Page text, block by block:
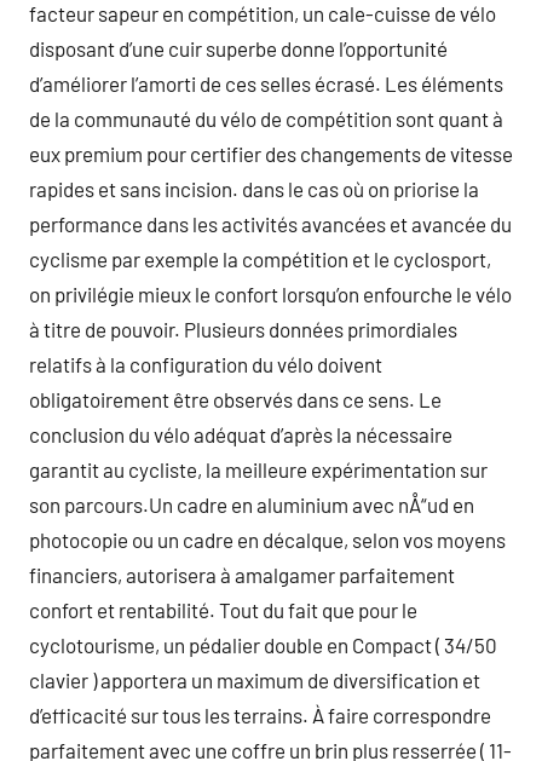
facteur sapeur en compétition, un cale-cuisse de vélo
disposant d’une cuir superbe donne l’opportunité
d’améliorer l’amorti de ces selles écrasé. Les éléments
de la communauté du vélo de compétition sont quant à
eux premium pour certifier des changements de vitesse
rapides et sans incision. dans le cas où on priorise la
performance dans les activités avancées et avancée du
cyclisme par exemple la compétition et le cyclosport,
on privilégie mieux le confort lorsqu’on enfourche le vélo
à titre de pouvoir. Plusieurs données primordiales
relatifs à la configuration du vélo doivent
obligatoirement être observés dans ce sens. Le
conclusion du vélo adéquat d’après la nécessaire
garantit au cycliste, la meilleure expérimentation sur
son parcours.Un cadre en aluminium avec nÅ“ud en
photocopie ou un cadre en décalque, selon vos moyens
financiers, autorisera à amalgamer parfaitement
confort et rentabilité. Tout du fait que pour le
cyclotourisme, un pédalier double en Compact ( 34/50
clavier ) apportera un maximum de diversification et
d’efficacité sur tous les terrains. À faire correspondre
parfaitement avec une coffre un brin plus resserrée ( 11-